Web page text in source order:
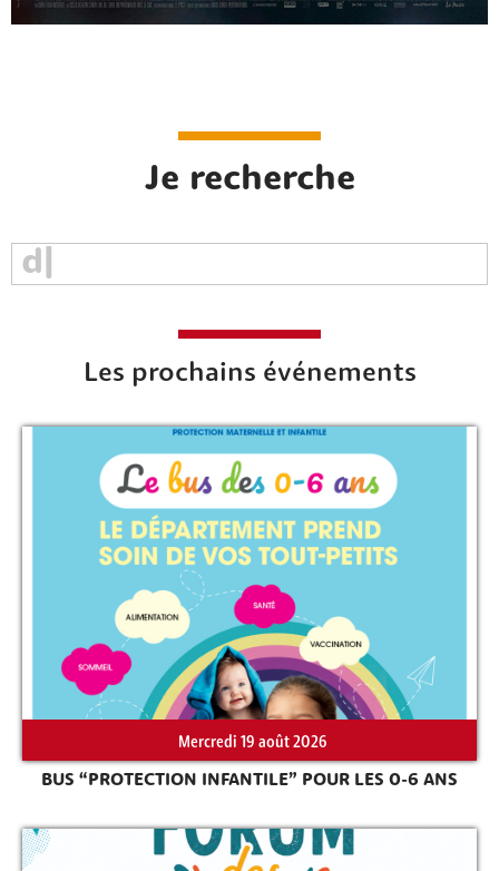
Rechercher sur le site
Je recherche
Les prochains événements
Mercredi 19 août 2026
BUS “PROTECTION INFANTILE” POUR LES 0-6 ANS